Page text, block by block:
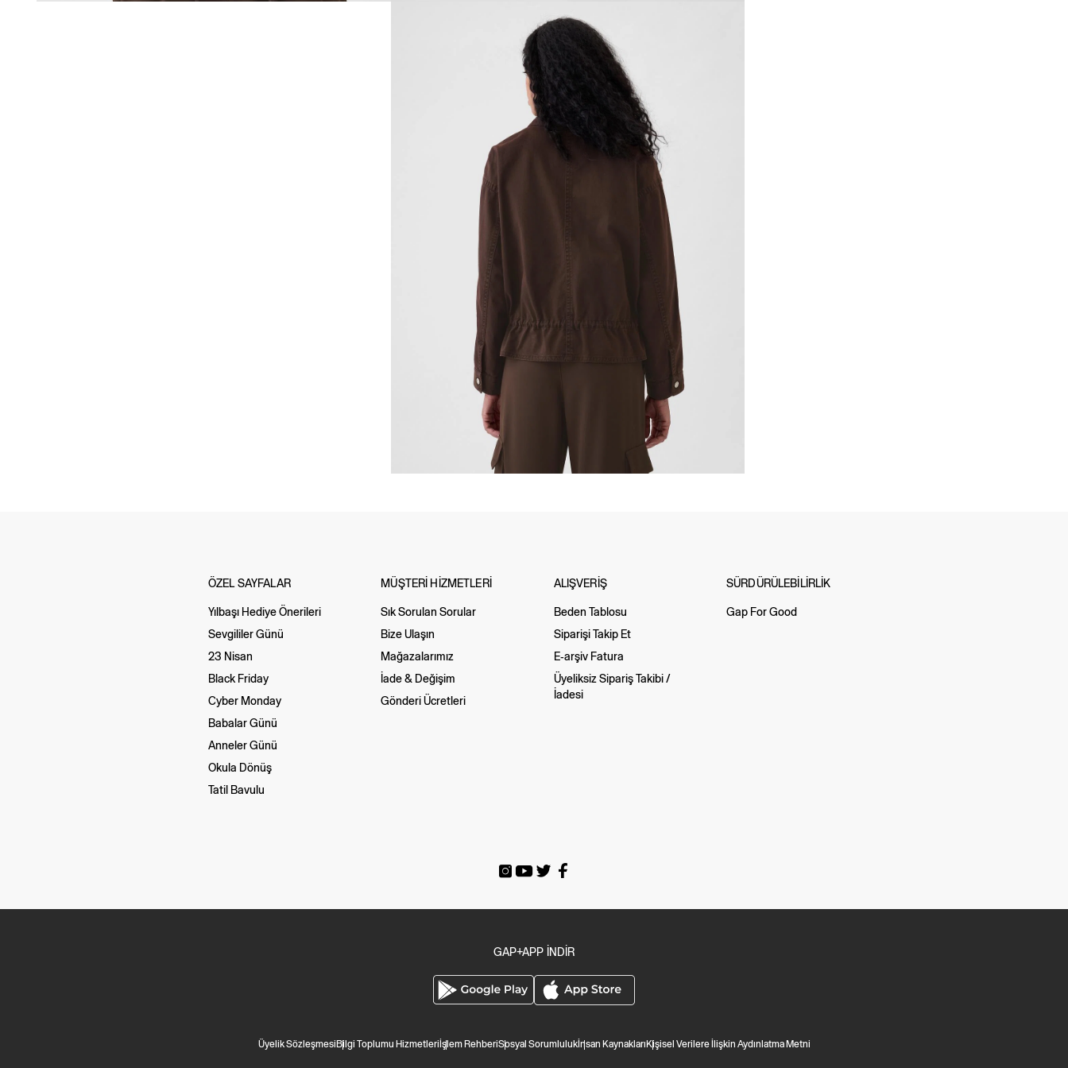
ÖZEL SAYFALAR
Yılbaşı Hediye Önerileri
Sevgililer Günü
23 Nisan
Black Friday
Cyber Monday
Babalar Günü
Anneler Günü
Okula Dönüş
Tatil Bavulu
MÜŞTERİ HİZMETLERİ
Sık Sorulan Sorular
Bize Ulaşın
Mağazalarımız
İade & Değişim
Gönderi Ücretleri
ALIŞVERİŞ
Beden Tablosu
Siparişi Takip Et
E-arşiv Fatura
Üyeliksiz Sipariş Takibi /
İadesi
SÜRDÜRÜLEBİLİRLİK
Gap For Good
GAP+APP İNDİR
Üyelik SözleşmesiBilgi Toplumu Hizmetleriİşlem RehberiSosyal Sorumlulukİnsan KaynaklarıKişisel Verilere İlişkin Aydınlatma Metni